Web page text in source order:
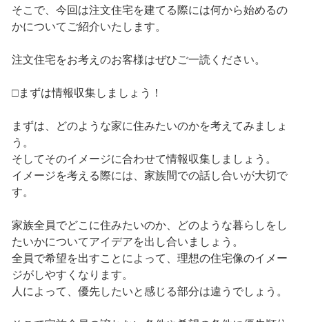
そこで、今回は注文住宅を建てる際には何から始めるの
かについてご紹介いたします。
注文住宅をお考えのお客様はぜひご一読ください。
□まずは情報収集しましょう！
まずは、どのような家に住みたいのかを考えてみましょ
う。
そしてそのイメージに合わせて情報収集しましょう。
イメージを考える際には、家族間での話し合いが大切で
す。
家族全員でどこに住みたいのか、どのような暮らしをし
たいかについてアイデアを出し合いましょう。
全員で希望を出すことによって、理想の住宅像のイメー
ジがしやすくなります。
人によって、優先したいと感じる部分は違うでしょう。